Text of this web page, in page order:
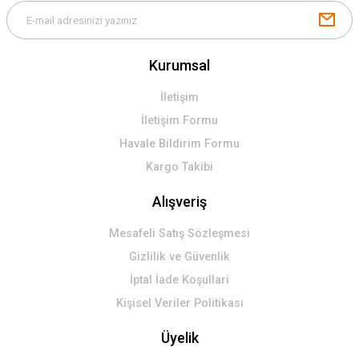
Kurumsal
İletişim
İletişim Formu
Havale Bildirim Formu
Kargo Takibi
Alışveriş
Mesafeli Satış Sözleşmesi
Gizlilik ve Güvenlik
İptal İade Koşullari
Kişisel Veriler Politikası
Üyelik